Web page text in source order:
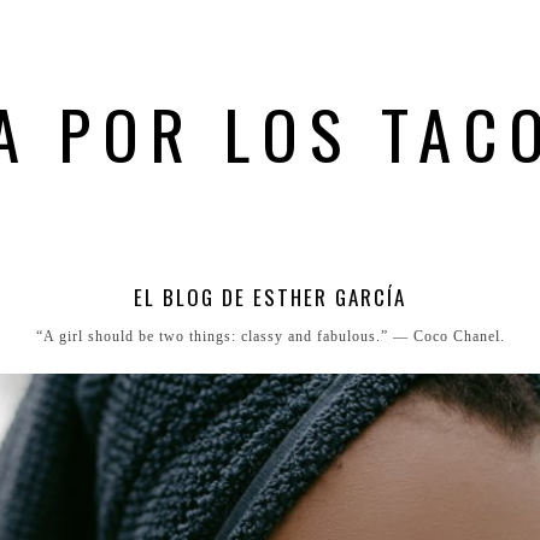
POR LOS
EL BLOG DE ESTHER GARCÍA
“A girl should be two things: classy and fabulous.” ― Coco Chanel.